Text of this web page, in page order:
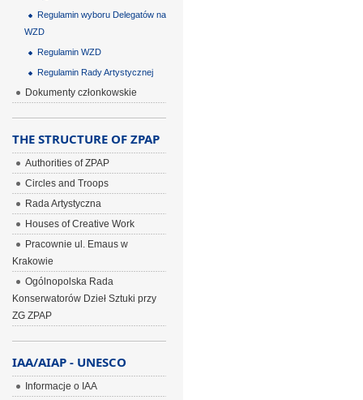
Regulamin wyboru Delegatów na
WZD
Regulamin WZD
Regulamin Rady Artystycznej
Dokumenty członkowskie
THE STRUCTURE OF ZPAP
Authorities of ZPAP
Circles and Troops
Rada Artystyczna
Houses of Creative Work
Pracownie ul. Emaus w
Krakowie
Ogólnopolska Rada
Konserwatorów Dzieł Sztuki przy
ZG ZPAP
IAA/AIAP - UNESCO
Informacje o IAA